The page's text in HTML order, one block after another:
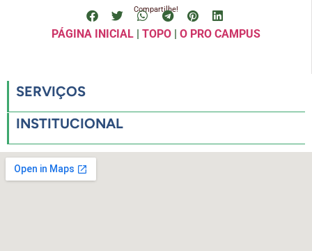
Compartilhe!
PÁGINA INICIAL| TOPO| O PRO CAMPUS
SERVIÇOS
INSTITUCIONAL